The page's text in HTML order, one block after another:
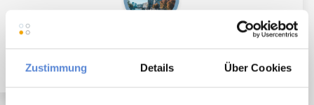
Zustimmung Details Über Cookies
Partner (m/w/d) in Teilzeit ab sofort in Berlin